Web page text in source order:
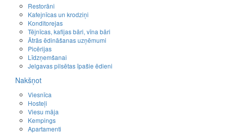
Restorāni
Kafejnīcas un krodziņi
Konditorejas
Tējnīcas, kafijas bāri, vīna bāri
Ātrās ēdināšanas uzņēmumi
Picērijas
Līdzņemšanai
Jelgavas pilsētas īpašie ēdieni
Nakšņot
Viesnīca
Hosteļi
Viesu māja
Kempings
Apartamenti